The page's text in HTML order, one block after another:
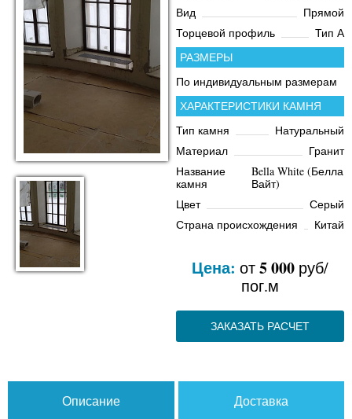
Вид
Прямой
Торцевой профиль
Тип А
РАЗМЕРЫ
По индивидуальным размерам
ХАРАКТЕРИСТИКИ КАМНЯ
Тип камня
Натуральный
Материал
Гранит
Название
камня
Bella White (Белла
Вайт)
Цвет
Серый
Страна происхождения
Китай
Цена: от5 000 руб/
пог.м
ЗАКАЗАТЬ РАСЧЕТ
Описание Доставка